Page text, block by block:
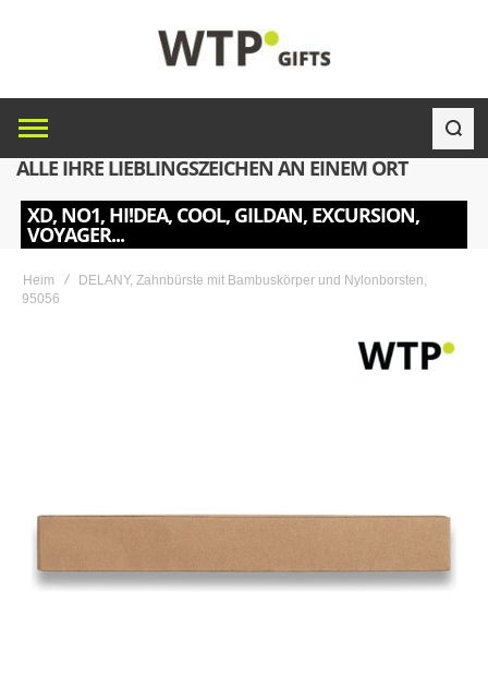
ALLE IHRE LIEBLINGSZEICHEN AN EINEM ORT
XD, NO1, HI!DEA, COOL, GILDAN, EXCURSION,
VOYAGER...
Heim
DELANY, Zahnbürste mit Bambuskörper und Nylonborsten,
95056